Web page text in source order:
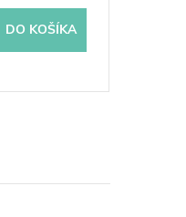
DO KOŠÍKA